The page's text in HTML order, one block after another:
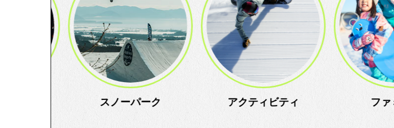
アクティビティ ファミリー